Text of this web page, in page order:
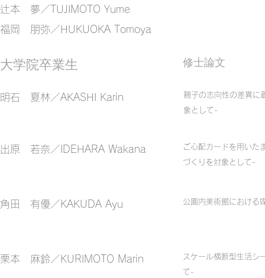
辻本 夢／TUJIMOTO Yume
福岡 朋弥／HUKUOKA Tomoya
大学院卒業生 ​修士論文
明石 夏林／AKASHI Karin
親子の志向性の差異に
象として-
出原 若奈／IDEHARA Wakana
ご心配カードを用いた
づくりを対象として-
​角田 有優／KAKUDA Ayu 公園内美術館における
​栗本 麻鈴／KURIMOTO Marin
スケール横断型生活シ
て-